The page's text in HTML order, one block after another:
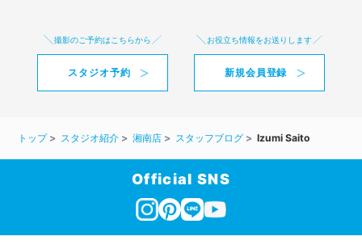
撮影のご予約はこちらから
スタジオ予約
お役立ち情報をお送りします
新規会員登録
トップ スタジオ紹介 湘南店 スタッフブログ Izumi Saito
Official SNS